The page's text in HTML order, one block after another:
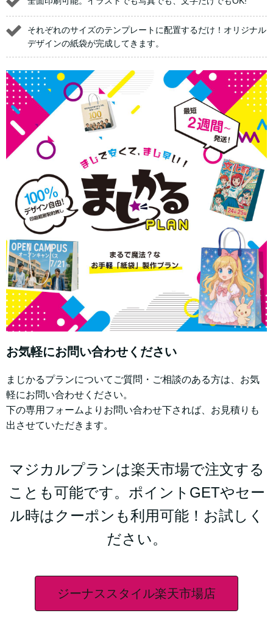
それぞれのサイズのテンプレートに配置するだけ！オリジナル
デザインの紙袋が完成してきます。
お気軽にお問い合わせください
まじかるプランについてご質問・ご相談のある方は、お気
軽にお問い合わせください。
下の専用フォームよりお問い合わせ下されば、お見積りも
出させていただきます。
マジカルプランは楽天市場で注文する
ことも可能です。ポイントGETやセー
ル時はクーポンも利用可能！お試しく
ださい。
ジーナススタイル楽天市場店